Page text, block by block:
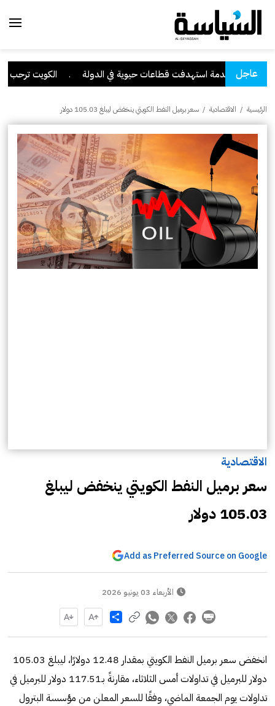
عاجلمتقدمة استهدفت قطاعات حيوية في الدولة الكويت ترحب
الرئيسية / الاقتصادية / سعر برميل النفط الكويتي ينخفض ليبلغ 105.03 دولار
الاقتصادية
سعر برميل النفط الكويتي ينخفض ليبلغ
105.03 دولار
Add as Preferred Source on Google
الأربعاء 03 يونيو 2026
Share
انخفض سعر برميل النفط الكويتي بمقدار 12.48 دولارًا، ليبلغ 105.03
دولار للبرميل في تداولات أمس الثلاثاء، مقارنةً بـ117.51 دولار للبرميل في
تداولات يوم الجمعة الماضي، وفقًا للسعر المعلن من مؤسسة البترول